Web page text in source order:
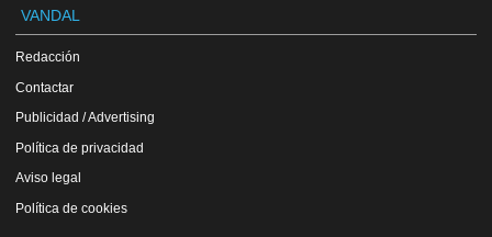
VANDAL
Redacción
Contactar
Publicidad / Advertising
Política de privacidad
Aviso legal
Política de cookies